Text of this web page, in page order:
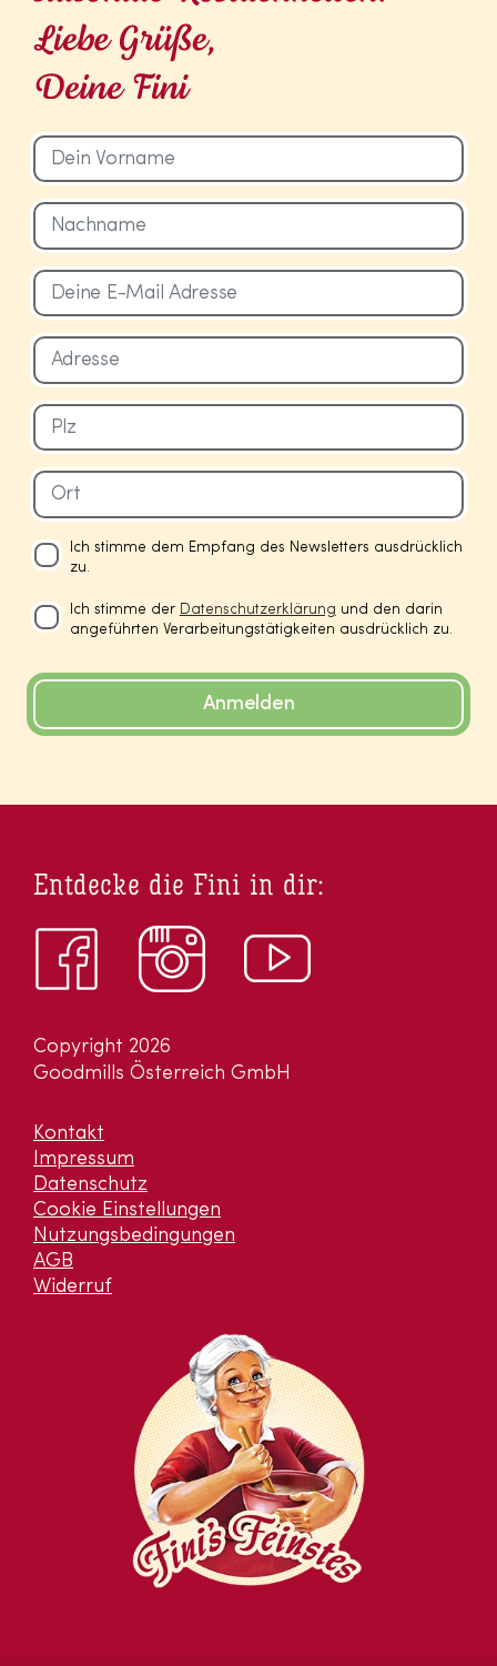
Ich stimme dem Empfang des Newsletters ausdrücklich
zu.
Ich stimme der Datenschutzerklärung und den darin
angeführten Verarbeitungstätigkeiten ausdrücklich zu.
Anmelden
Copyright 2026
Goodmills Österreich GmbH
Kontakt
Impressum
Datenschutz
Cookie Einstellungen
Nutzungsbedingungen
AGB
Widerruf
Entdecke die Fini in dir: